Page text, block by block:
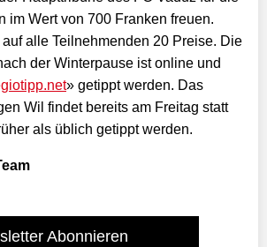
im Wert von 700 Franken freuen.
auf alle Teilnehmenden 20 Preise. Die
der Winterpause ist online und
» getippt werden. Das
Wil findet bereits am Freitag statt
als üblich getippt werden.
Abonnieren